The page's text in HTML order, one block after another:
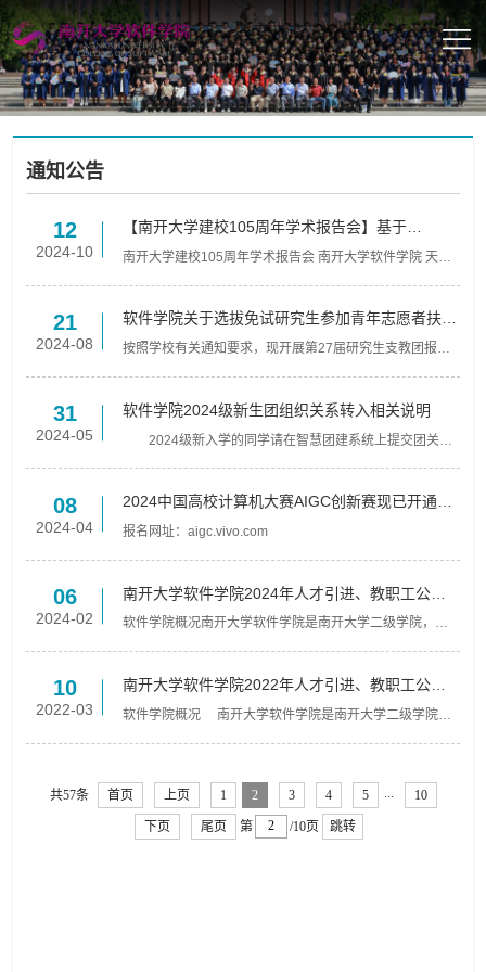
通知公告
12
2024-10
【南开大学建校105周年学术报告会】基于
OpenHarmony与鸿蒙操作系统的产学研协同实践
南开大学建校105周年学术报告会 南开大学软件学院 天津
间：2024年...
21
2024-08
软件学院关于选拔免试研究生参加青年志愿者扶贫
接力计划第27届研究生支教团成员的通知
按照学校有关通知要求，现开展第27届研究生支教团报名
生。2....
31
2024-05
软件学院2024级新生团组织关系转入相关说明
2024级新入学的同学请在智慧团建系统上提交团关系
08
2024-04
2024中国高校计算机大赛AIGC创新赛现已开通报
名
报名网址：aigc.vivo.com
06
2024-02
南开大学软件学院2024年人才引进、教职工公开
招聘、博士后招收公告
软件学院概况南开大学软件学院是南开大学二级学院，创
南开大...
10
2022-03
南开大学软件学院2022年人才引进、教职工公开
招聘、博士后招收公告
软件学院概况 南开大学软件学院是南开大学二级学院，
共57条
首页 上页 1 2 3 4 5 ... 10
下页 尾页 第 /10页 跳转